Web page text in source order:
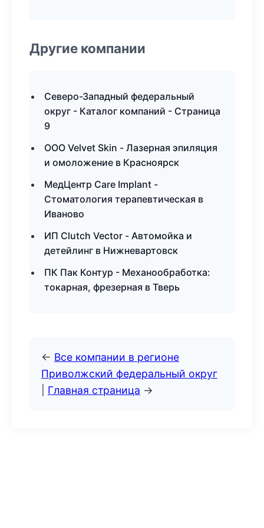
Другие компании
Северо-Западный федеральный
округ - Каталог компаний - Страница
9
ООО Velvet Skin - Лазерная эпиляция
и омоложение в Красноярск
МедЦентр Care Implant -
Стоматология терапевтическая в
Иваново
ИП Clutch Vector - Автомойка и
детейлинг в Нижневартовск
ПК Пак Контур - Механообработка:
токарная, фрезерная в Тверь
← Все компании в регионе
Приволжский федеральный округ
Главная страница →